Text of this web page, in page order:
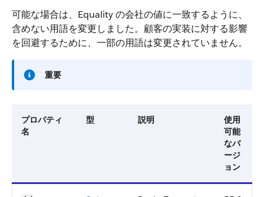
可能な場合は、Equality の会社の値に一致するように、
含めない用語を変更しました。顧客の実装に対する影響
を回避するために、一部の用語は変更されていません。
重要
プロパティ
名
型 説明
使用
可能
なバ
ージ
ョン